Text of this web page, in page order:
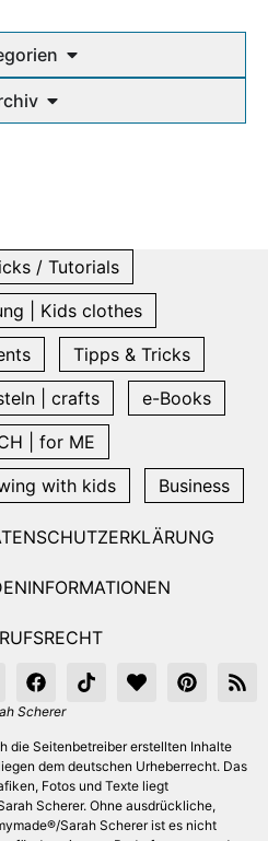
/ Tutorials
| Kids clothes
Tipps & Tricks
| crafts
e-Books
| for ME
with kids
Business
Scherer
die Seitenbetreiber erstellten Inhalte
dem deutschen Urheberrecht. Das
Fotos und Texte liegt
Scherer. Ohne ausdrückliche,
Sarah Scherer ist es nicht